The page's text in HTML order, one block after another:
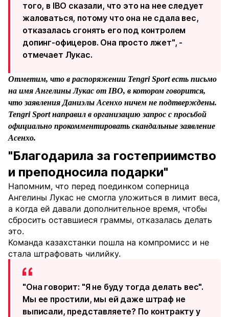
того, в IBO сказали, что это на нее следует
жаловаться, потому что она не сдала вес,
отказалась сгонять его под контролем
допинг-офицеров. Она просто лжет", -
отмечает Лукас.
Отметим, что в распоряжении Tengri Sport есть письмо
на имя Ангелины Лукас от IBO, в котором говорится,
что заявления Даниэлы Асенхо ничем не подтверждены.
Tengri Sport направил в организацию запрос с просьбой
официально прокомментировать скандальные заявление
Асенхо.
"Благодарила за гостеприимство
и преподносила подарки"
Напомним, что перед поединком соперница
Ангелины Лукас не смогла уложиться в лимит веса,
а когда ей давали дополнительное время, чтобы
сбросить оставшиеся граммы, отказалась делать
это.
Команда казахстанки пошла на компромисс и не
стала штрафовать чилийку.
"Она говорит: "Я не буду тогда делать вес".
Мы ее простили, мы ей даже штраф не
выписали, представляете? По контракту у